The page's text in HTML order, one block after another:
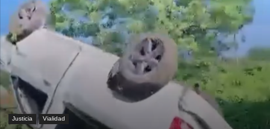
Justicia Vialidad